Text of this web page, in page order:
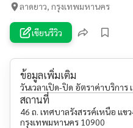
ลาดยาว, กรุงเทพมหานคร
เขียนรีวิว
ข้อมูลเพิ่มเติม
วันเวลาเปิด-ปิด อัตราค่าบริกา
สถานที่
46 ถ. เทศบาลรังสรรค์เหนือ แข
กรุงเทพมหานคร 10900